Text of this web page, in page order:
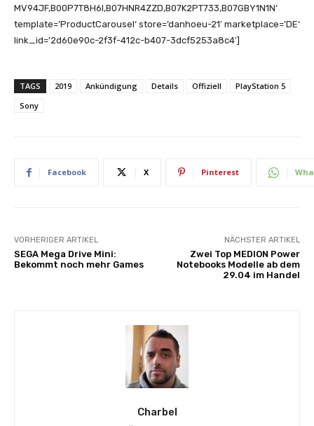
MV94JF,B00P7T8H6I,B07HNR4ZZD,B07K2PT733,B07GBY1N1N‘
template=’ProductCarousel‘ store=’danhoeu-21′ marketplace=’DE‘
link_id=’2d60e90c-2f3f-412c-b407-3dcf5253a8c4′]
TAGS 2019 Ankündigung Details Offiziell
PlayStation 5
Sony
Facebook X Pinterest
VORHERIGER ARTIKEL
SEGA Mega Drive Mini:
Bekommt noch mehr Games
NÄCHSTER ARTIKEL
Zwei Top MEDION Power
Notebooks Modelle ab dem
29.04 im Handel
Charbel